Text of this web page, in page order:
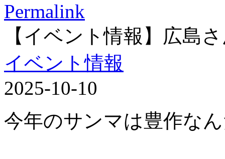
Permalink
【イベント情報】広島
イベント情報
2025-10-10
今年のサンマは豊作な